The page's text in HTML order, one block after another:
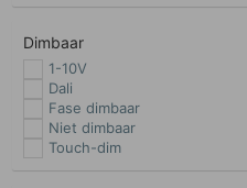
Dimbaar
1-10V
Dali
Fase dimbaar
Niet dimbaar
Touch-dim